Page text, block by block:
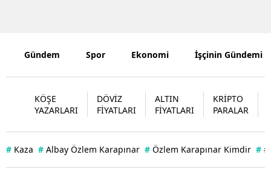
Kırıkkale
Batman
Şırnak
Ardahan
Gündem Spor Ekonomi İşçinin Gündemi
KÖŞE
YAZARLARI
DÖVİZ
FİYATLARI
ALTIN
FİYATLARI
KRİPTO
PARALAR
# Kaza # Albay Özlem Karapınar # Özlem Karapınar Kimdir #